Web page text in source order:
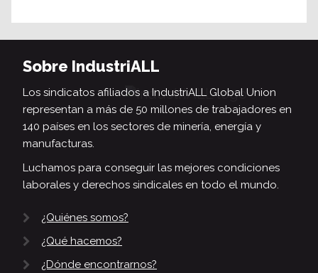
Sobre IndustriALL
Los sindicatos afiliados a IndustriALL Global Union
representan a más de 50 millones de trabajadores en
140 países en los sectores de minería, energía y
manufacturas.
Luchamos para conseguir las mejores condiciones
laborales y derechos sindicales en todo el mundo.
¿Quiénes somos?
¿Qué hacemos?
¿Dónde encontrarnos?